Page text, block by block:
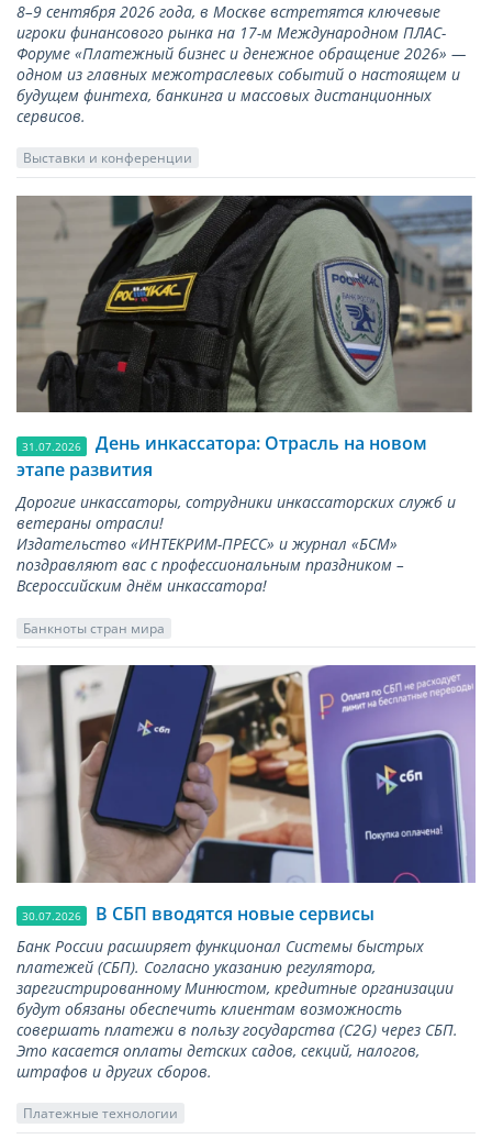
8–9 сентября 2026 года, в Москве встретятся ключевые
игроки финансового рынка на 17-м Международном ПЛАС-
Форуме «Платежный бизнес и денежное обращение 2026» —
одном из главных межотраслевых событий о настоящем и
будущем финтеха, банкинга и массовых дистанционных
сервисов.
Выставки и конференции
31.07.2026
День инкассатора: Отрасль на новом
этапе развития
Дорогие инкассаторы, сотрудники инкассаторских служб и
ветераны отрасли!
Издательство «ИНТЕКРИМ-ПРЕСС» и журнал «БСМ»
поздравляют вас с профессиональным праздником –
Всероссийским днём инкассатора!
Банкноты стран мира
30.07.2026 В СБП вводятся новые сервисы
Банк России расширяет функционал Системы быстрых
платежей (СБП). Согласно указанию регулятора,
зарегистрированному Минюстом, кредитные организации
будут обязаны обеспечить клиентам возможность
совершать платежи в пользу государства (С2G) через СБП.
Это касается оплаты детских садов, секций, налогов,
штрафов и других сборов.
Платежные технологии